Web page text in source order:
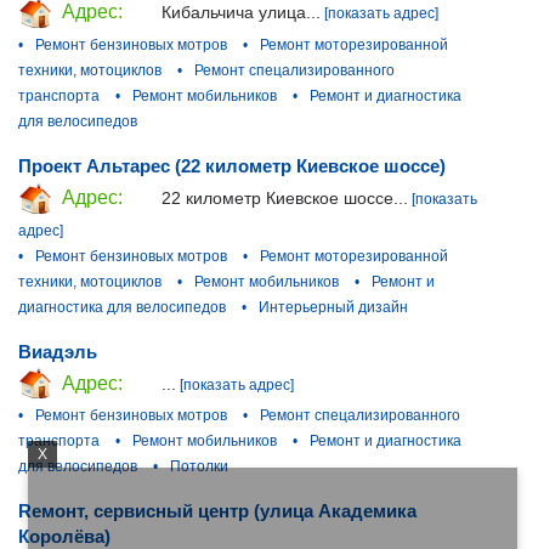
X
Адрес:
Кибальчича улица...
[показать адрес]
•
Ремонт бензиновых мотров •
Ремонт моторезированной
техники, мотоциклов
•
Ремонт спецализированного
транспорта
• Ремонт мобильников •
Ремонт и диагностика
для велосипедов
Проект Альтарес (22 километр Киевское шоссе)
Адрес:
22 километр Киевское шоссе...
[показать
адрес]
•
Ремонт бензиновых мотров •
Ремонт моторезированной
техники, мотоциклов
• Ремонт мобильников •
Ремонт и
диагностика для велосипедов
• Интерьерный дизайн
Виадэль
Адрес:
[показать адрес]
•
Ремонт бензиновых мотров •
Ремонт спецализированного
транспорта
• Ремонт мобильников •
Ремонт и диагностика
для велосипедов
• Потолки
Reмонт, сервисный центр (улица Академика
Королёва)